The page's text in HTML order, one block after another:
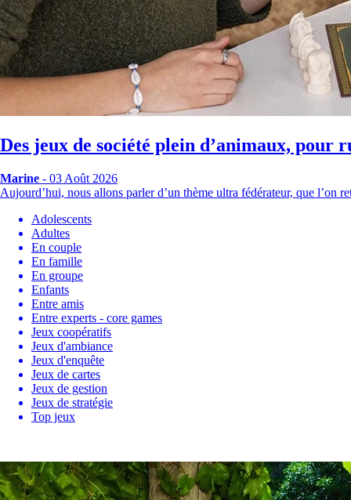
Des jeux de société plein d’animaux, pour
Marine - 03 Août 2026
Aujourd’hui, nous allons parler d’un thème ultra fédérateur, que l’on
Adolescents
Adultes
En couple
En famille
En groupe
Enfants
Entre amis
Entre experts - core games
Jeux coopératifs
Jeux d'ambiance
Jeux d'enquête
Jeux de cartes
Jeux de gestion
Jeux de stratégie
Top jeux